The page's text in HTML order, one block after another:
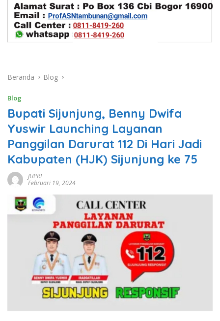
Beranda Blog
Blog
Bupati Sijunjung, Benny Dwifa
Yuswir Launching Layanan
Panggilan Darurat 112 Di Hari Jadi
Kabupaten (HJK) Sijunjung ke 75
JUPRI
Februari 19, 2024